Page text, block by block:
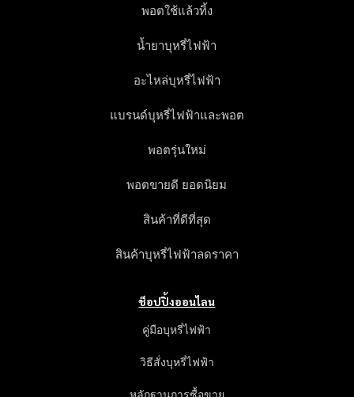
พอตใช้แล้วทิ้ง
น้ำยาบุหรี่ไฟฟ้า
อะไหล่บุหรี่ไฟฟ้า
แบรนด์บุหรี่ไฟฟ้าและพอต
พอตรุ่นใหม่
พอตขายดี ยอดนิยม
สินค้าที่ดีที่สุด
สินค้าบุหรี่ไฟฟ้าลดราคา
ช็อปปิ้งออนไลน
คู่มือบุหรี่ไฟฟ้า
วิธีสั่งบุหรี่ไฟฟ้า